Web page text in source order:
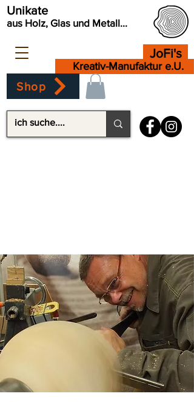
Unikate
aus Holz, Glas und Metall...
JoFi's
Kreativ-Manufaktur e.U.
Shop